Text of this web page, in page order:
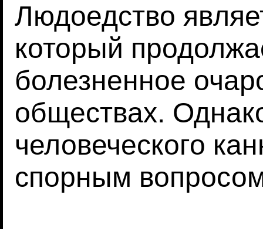
Людоедство
который
болезненное
обществах.
человеческого
спорным